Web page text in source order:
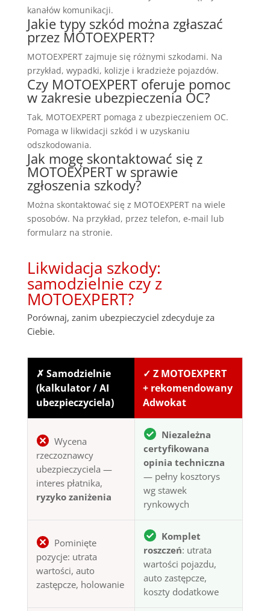
kanałów komunikacji.
Jakie typy szkód można zgłaszać
przez MOTOEXPERT?
MOTOEXPERT zajmuje się różnymi szkodami. Na
przykład, wypadki, kolizje i kradzieże pojazdów.
Czy MOTOEXPERT oferuje pomoc
w zakresie ubezpieczenia OC?
Tak, MOTOEXPERT pomaga z ubezpieczeniem OC.
Pomaga w likwidacji szkód i w uzyskaniu
odszkodowania.
Jak mogę skontaktować się z
MOTOEXPERT w sprawie
zgłoszenia szkody?
Można skontaktować się z MOTOEXPERT na wiele
sposobów. Na przykład, przez telefon, e-mail lub
formularz na stronie.
Likwidacja szkody:
samodzielnie czy z
MOTOEXPERT?
Porównaj, zanim ubezpieczyciel zdecyduje za
Ciebie.
✗ Samodzielnie
(kalkulator / AI
ubezpieczyciela)
✓ Z MOTOEXPERT
+ rekomendowany
Adwokat
Wycena
rzeczoznawcy
ubezpieczyciela —
interes płatnika,
ryzyko zaniżenia
Niezależna
certyfikowana
opinia techniczna
— pełny kosztorys
wg stawek
rynkowych
Pominięte
pozycje: utrata
wartości, auto
zastępcze, holowanie
Komplet
roszczeń: utrata
wartości pojazdu,
auto zastępcze,
koszty dodatkowe